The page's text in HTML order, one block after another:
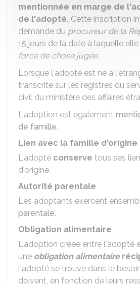
mentionnée en marge de
de l'adopté. Cette inscription
demande du procureur de la
15 jours de la date à laquelle
force de chose jugée.
Lorsque l'adopté est né à
transcrite sur les registres du
civil du ministère des affaires
L'adoption est également
de famille.
Lien avec la famille d'origine
L'adopté conserve tous ses
d'origine.
Autorité parentale
Les adoptants exercent
parentale.
Obligation alimentaire
L'adoption créée entre l'adopté
une obligation alimentaire
l'adopté se trouve dans le
doivent, en fonction de leurs